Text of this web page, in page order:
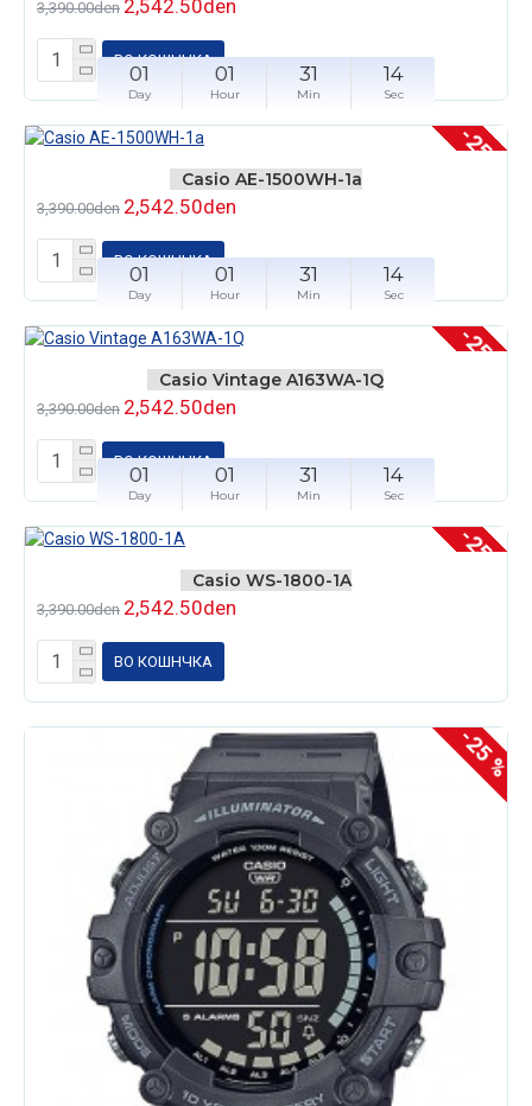
3,390.00den 2,542.50den
ВО КОШНЧКА
-25 %
01
Day
01
Hour
31
Min
14
Sec
Casio AE-1500WH-1a
3,390.00den 2,542.50den
ВО КОШНЧКА
-25 %
01
Day
01
Hour
31
Min
14
Sec
Casio Vintage A163WA-1Q
3,390.00den 2,542.50den
ВО КОШНЧКА
-25 %
01
Day
01
Hour
31
Min
14
Sec
Casio WS-1800-1A
3,390.00den 2,542.50den
ВО КОШНЧКА
-25 %